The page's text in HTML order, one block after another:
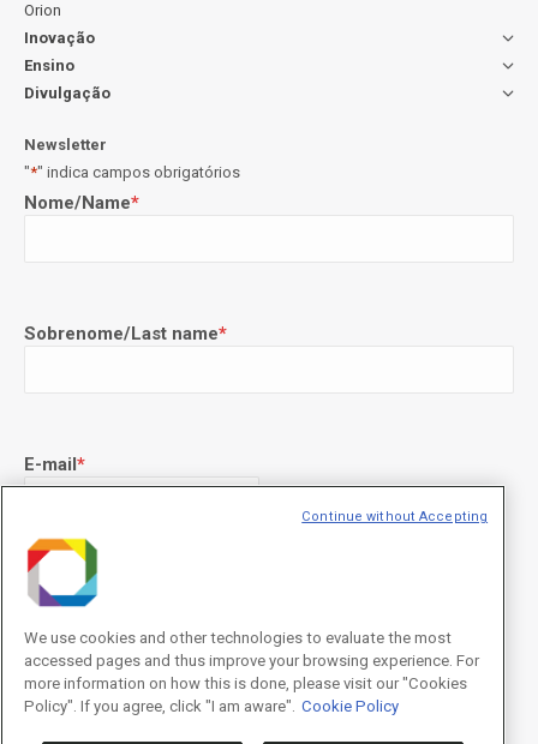
Orion
Inovação
Ensino
Divulgação
Newsletter
"*" indica campos obrigatórios
Nome/Name*
Sobrenome/Last name*
E-mail*
Declaração de consentimento
Privacidade/I agree to the terms of use described in the Privacy
Policy.
We use cookies and other technologies to evaluate the most
accessed pages and thus improve your browsing experience. For
more information on how this is done, please visit our "Cookies
Policy". If you agree, click "I am aware". Cookie Policy
Continue without Accepting